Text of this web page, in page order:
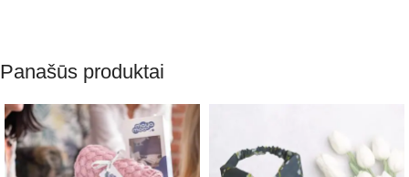
Panašūs produktai